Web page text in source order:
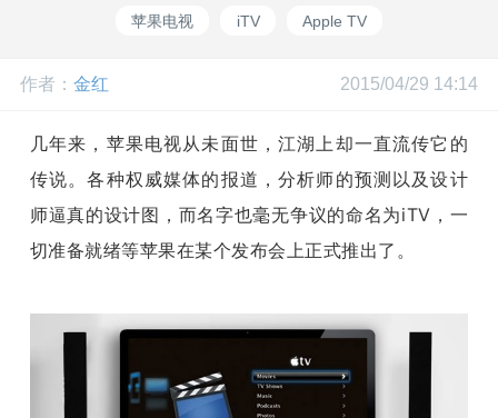
苹果电视 iTV Apple TV
作者： 金红 2015/04/29 14:14
几年来，苹果电视从未面世，江湖上却一直流传它的
传说。各种权威媒体的报道，分析师的预测以及设计
师逼真的设计图，而名字也毫无争议的命名为iTV，一
切准备就绪等苹果在某个发布会上正式推出了。